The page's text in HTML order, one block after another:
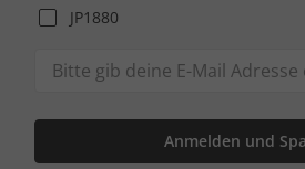
JP1880
Anmelden und